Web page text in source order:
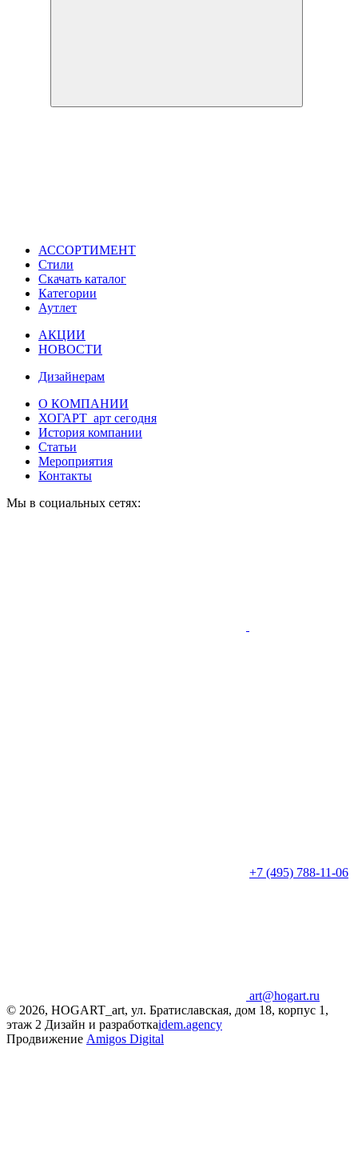
АССОРТИМЕНТ
Стили
Скачать каталог
Категории
Аутлет
АКЦИИ
НОВОСТИ
Дизайнерам
О КОМПАНИИ
ХОГАРТ_арт сегодня
История компании
Статьи
Мероприятия
Контакты
Мы в социальных сетях:
+7 (495) 788-11-06
art@hogart.ru
© 2026, HOGART_art, ул. Братиславская, дом 18, корпус 1,
этаж 2 Дизайн и разработкаidem.agency
Продвижение Amigos Digital